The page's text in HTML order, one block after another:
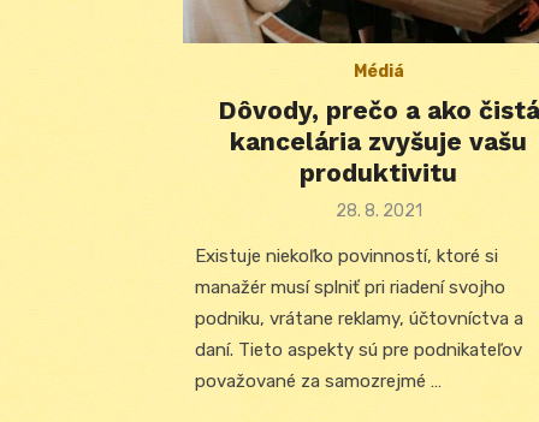
Médiá
Dôvody, prečo a ako čistá
kancelária zvyšuje vašu
produktivitu
Posted
28. 8. 2021
Existuje niekoľko povinností, ktoré si
manažér musí splniť pri riadení svojho
podniku, vrátane reklamy, účtovníctva a
daní. Tieto aspekty sú pre podnikateľov
považované za samozrejmé …